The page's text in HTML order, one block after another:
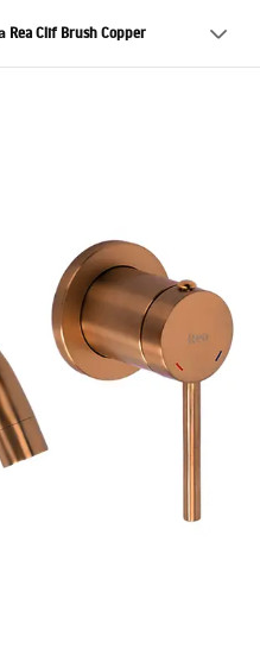
Clif Brush Copper